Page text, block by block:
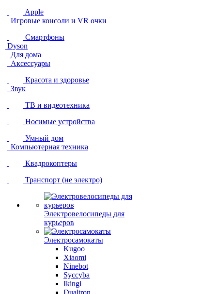
Apple
Игровые консоли и VR очки
Смартфоны
Dyson
Для дома
Аксессуары
Красота и здоровье
Звук
ТВ и видеотехника
Носимые устройства
Умный дом
Компьютерная техника
Квадрокоптеры
Транспорт (не электро)
Электровелосипеды для
курьеров
Электросамокаты
Kugoo
Xiaomi
Ninebot
Syccyba
Ikingi
Dualtron